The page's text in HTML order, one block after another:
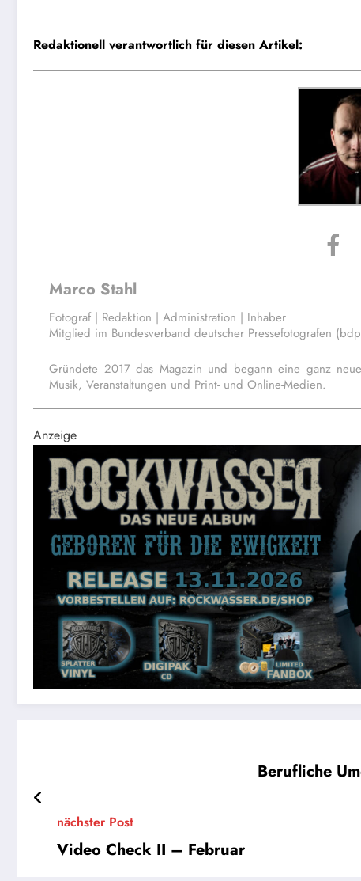
Redaktionell verantwortlich für diesen Artikel:
Marco Stahl
Fotograf | Redaktion | Administration | Inhaber
Mitglied im Bundesverband deutscher Pressefotografen
Gründete 2017 das Magazin und begann eine ganz
Musik, Veranstaltungen und Print- und Online-Medien.
Anzeige
Berufliche
nächster Post
Video Check II – Februar